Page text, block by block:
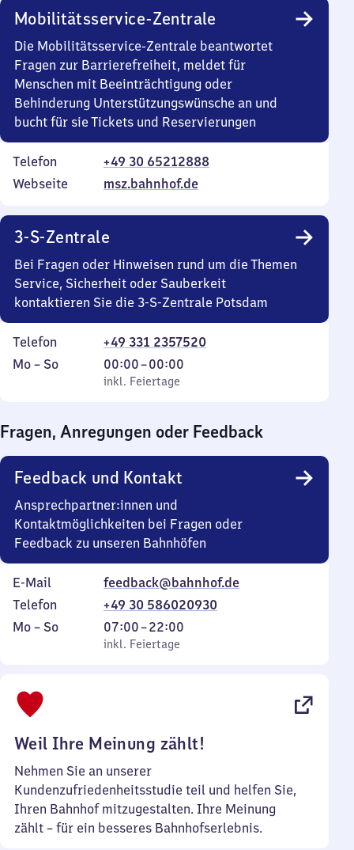
Mobilitätsservice-Zentrale
Die Mobilitätsservice-Zentrale beantwortet
Fragen zur Barrierefreiheit, meldet für
Menschen mit Beeinträchtigung oder
Behinderung Unterstützungswünsche an und
bucht für sie Tickets und Reservierungen
Telefon
+49 30 65212888
Webseite
msz.bahnhof.de
3-S-Zentrale
Bei Fragen oder Hinweisen rund um die Themen
Service, Sicherheit oder Sauberkeit
kontaktieren Sie die 3-S-Zentrale Potsdam
Telefon
+49 331 2357520
Montag
Mo – So,
inkl. Feiertage
00:00–00:00
Von
0
0
Uhr
inkl. Feiertage
Fragen, Anregungen oder Feedback
Feedback und Kontakt
Ansprechpartner:innen und
Kontaktmöglichkeiten bei Fragen oder
Feedback zu unseren Bahnhöfen
E-Mail
feedback@bahnhof.de
Telefon
+49 30 586020930
Montag
Mo – So,
inkl. Feiertage
07:00–22:00
Von
7
inkl. Feiertage
Weil Ihre Meinung zählt!
Nehmen Sie an unserer
Kundenzufriedenheitsstudie teil und helfen Sie,
Ihren Bahnhof mitzugestalten. Ihre Meinung
zählt – für ein besseres Bahnhofserlebnis.